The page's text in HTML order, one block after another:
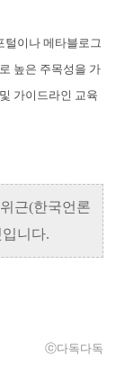
털이나 메타블로그
높은 주목성을 가
가이드라인 교육
근(한국언론
니다.
ⓒ다독다독